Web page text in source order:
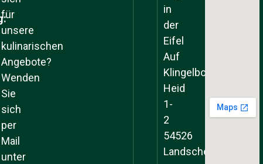
für
unsere
kulinarischen
Angebote?
Wenden
Sie
sich
per
Mail
unter
in
der
Eifel
Auf
Klingelborner
Heid
1-
2
54526
Landscheid